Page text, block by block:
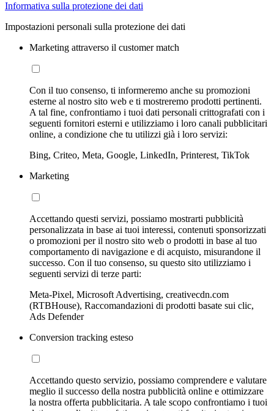
Informativa sulla protezione dei dati
Impostazioni personali sulla protezione dei dati
Marketing attraverso il customer match
Con il tuo consenso, ti informeremo anche su promozioni
esterne al nostro sito web e ti mostreremo prodotti pertinenti.
A tal fine, confrontiamo i tuoi dati personali crittografati con i
seguenti fornitori esterni e utilizziamo i loro canali pubblicitari
online, a condizione che tu utilizzi già i loro servizi:
Bing, Criteo, Meta, Google, LinkedIn, Printerest, TikTok
Marketing
Accettando questi servizi, possiamo mostrarti pubblicità
personalizzata in base ai tuoi interessi, contenuti sponsorizzati
o promozioni per il nostro sito web o prodotti in base al tuo
comportamento di navigazione e di acquisto, misurandone il
successo. Con il tuo consenso, su questo sito utilizziamo i
seguenti servizi di terze parti:
Meta-Pixel, Microsoft Advertising, creativecdn.com
(RTBHouse), Raccomandazioni di prodotti basate sui clic,
Ads Defender
Conversion tracking esteso
Accettando questo servizio, possiamo comprendere e valutare
meglio il successo della nostra pubblicità online e ottimizzare
la nostra offerta pubblicitaria. A tale scopo confrontiamo i tuoi